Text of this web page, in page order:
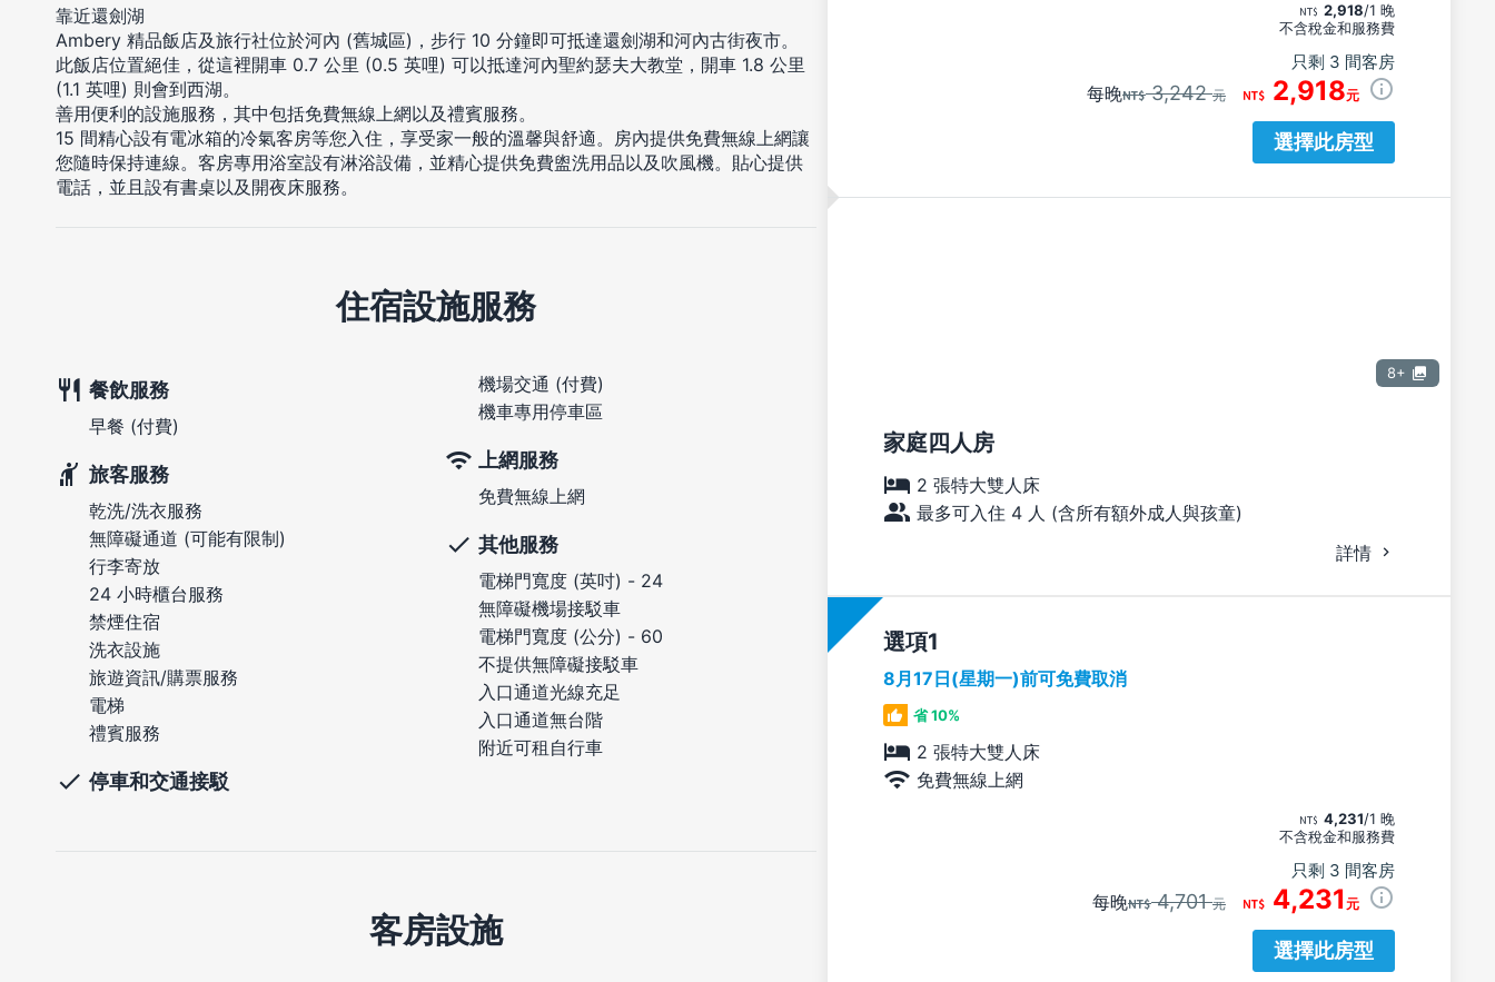
2,918/1 晚
不含稅金和服務費
只剩 3 間客房
每晚 3,242元 2,918元
選擇此房型
8+
家庭四人房
2 張特大雙人床
最多可入住 4 人 (含所有額外成人與孩童)
詳情
選項
8月17日(星期一)前可免費取消
省 10%
2 張特大雙人床
免費無線上網
4,231/1 晚
不含稅金和服務費
只剩 3 間客房
每晚 4,701元 4,231 元
選擇此房型
靠近還劍湖
Ambery 精品飯店及旅行社位於河內 (舊城區)，步行 10 分鐘即可抵達還劍湖和河內古街夜市。
此飯店位置絕佳，從這裡開車 0.7 公里 (0.5 英哩) 可以抵達河內聖約瑟夫大教堂，開車 1.8 公里
(1.1 英哩) 則會到西湖。
善用便利的設施服務，其中包括免費無線上網以及禮賓服務。
15 間精心設有電冰箱的冷氣客房等您入住，享受家一般的溫馨與舒適。房內提供免費無線上網讓
您隨時保持連線。客房專用浴室設有淋浴設備，並精心提供免費盥洗用品以及吹風機。貼心提供
電話，並且設有書桌以及開夜床服務。
住宿設施服務
餐飲服務
早餐 (付費)
旅客服務
乾洗/洗衣服務
無障礙通道 (可能有限制)
行李寄放
24 小時櫃台服務
禁煙住宿
洗衣設施
旅遊資訊/購票服務
電梯
禮賓服務
停車和交通接駁
機場交通 (付費)
機車專用停車區
上網服務
免費無線上網
其他服務
電梯門寬度 (英吋) - 24
無障礙機場接駁車
電梯門寬度 (公分) - 60
不提供無障礙接駁車
入口通道光線充足
入口通道無台階
附近可租自行車
客房設施